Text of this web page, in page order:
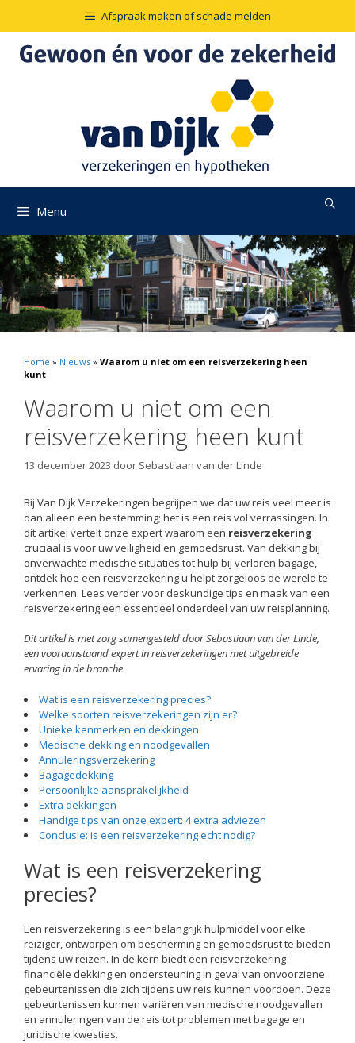
de
inhoud
Afspraak maken of schade melden
Menu
Home » Nieuws » Waarom u niet om een reisverzekering heen
kunt
Waarom u niet om een
reisverzekering heen kunt
13 december 2023 door Sebastiaan van der Linde
Bij Van Dijk Verzekeringen begrijpen we dat uw reis veel meer is
dan alleen een bestemming; het is een reis vol verrassingen. In
dit artikel vertelt onze expert waarom een reisverzekering
cruciaal is voor uw veiligheid en gemoedsrust. Van dekking bij
onverwachte medische situaties tot hulp bij verloren bagage,
ontdek hoe een reisverzekering u helpt zorgeloos de wereld te
verkennen. Lees verder voor deskundige tips en maak van een
reisverzekering een essentieel onderdeel van uw reisplanning.
Dit artikel is met zorg samengesteld door Sebastiaan van der Linde,
een vooraanstaand expert in reisverzekeringen met uitgebreide
ervaring in de branche.
Wat is een reisverzekering precies?
Welke soorten reisverzekeringen zijn er?
Unieke kenmerken en dekkingen
Medische dekking en noodgevallen
Annuleringsverzekering
Bagagedekking
Persoonlijke aansprakelijkheid
Extra dekkingen
Handige tips van onze expert: 4 extra adviezen
Conclusie: is een reisverzekering echt nodig?
Wat is een reisverzekering
precies?
Een reisverzekering is een belangrijk hulpmiddel voor elke
reiziger, ontworpen om bescherming en gemoedsrust te bieden
tijdens uw reizen. In de kern biedt een reisverzekering
financiële dekking en ondersteuning in geval van onvoorziene
gebeurtenissen die zich tijdens uw reis kunnen voordoen. Deze
gebeurtenissen kunnen variëren van medische noodgevallen
en annuleringen van de reis tot problemen met bagage en
juridische kwesties.